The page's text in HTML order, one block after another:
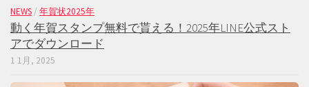
NEWS / 年賀状2025年
動く年賀スタンプ無料で貰える！2025年LINE公式スト
アでダウンロード
1 1月, 2025